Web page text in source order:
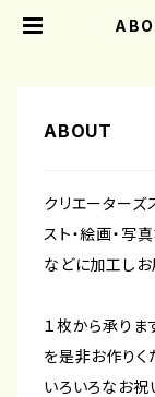
ABOUT
クリエーターズ
スト・絵画・写
などに加工しお
１枚から承りま
を是非お作りく
いろいろなお祝